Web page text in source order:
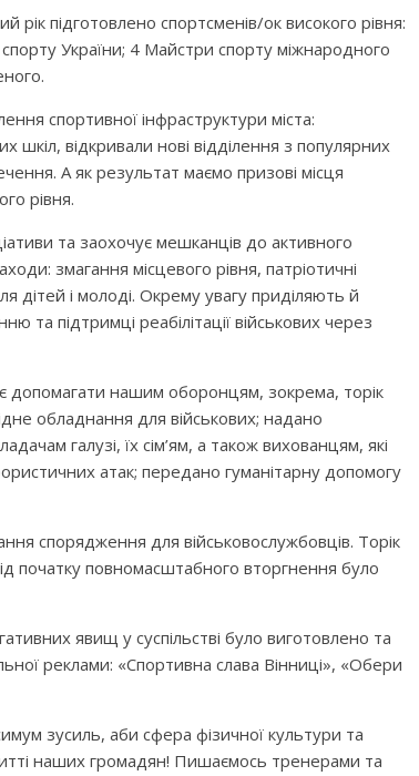
рік підготовлено спортсменів/ок високого рівня:
України; 4 Майстри спорту міжнародного
спортивної інфраструктури міста:
відкривали нові відділення з популярних
А як результат маємо призові місця
рівня.
та заохочує мешканців до активного
змагання місцевого рівня, патріотичні
дітей і молоді. Окрему увагу приділяють й
та підтримці реабілітації військових через
допомагати нашим оборонцям, зокрема, торік
обладнання для військових; надано
галузі, їх сім’ям, а також вихованцям, які
атак; передано гуманітарну допомогу
спорядження для військовослужбовців. Торік
початку повномасштабного вторгнення було
явищ у суспільстві було виготовлено та
реклами: «Спортивна слава Вінниці», «Обери
зусиль, аби сфера фізичної культури та
наших громадян! Пишаємось тренерами та